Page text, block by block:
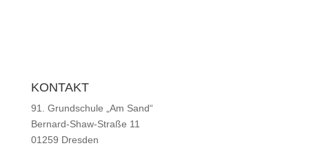
KONTAKT
91. Grundschule „Am Sand“
Bernard-Shaw-Straße 11
01259 Dresden